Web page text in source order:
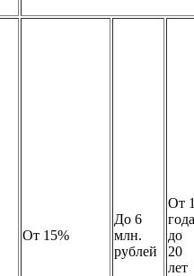
От 15%
До 6
млн.
рублей
От
года
до
20
лет